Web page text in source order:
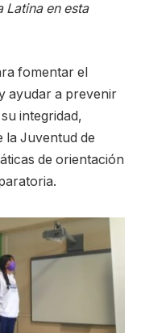
Latina en esta
fomentar el
ayudar a prevenir
integridad,
la Juventud de
de orientación